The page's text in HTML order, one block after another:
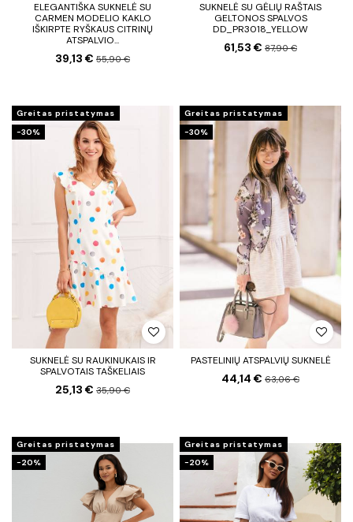
ELEGANTIŠKA SUKNELĖ SU
CARMEN MODELIO KAKLO
IŠKIRPTE RYŠKAUS CITRINŲ
ATSPALVIO...
39,13 € 55,90 €
SUKNELĖ SU GĖLIŲ RAŠTAIS
GELTONOS SPALVOS
DD_PR3018_YELLOW
61,53 € 87,90 €
Greitas pristatymas
−30%
SUKNELĖ SU RAUKINUKAIS IR
SPALVOTAIS TAŠKELIAIS
25,13 € 35,90 €
Greitas pristatymas
−30%
PASTELINIŲ ATSPALVIŲ SUKNELĖ
44,14 € 63,06 €
Greitas pristatymas
−20%
Greitas pristatymas
−20%